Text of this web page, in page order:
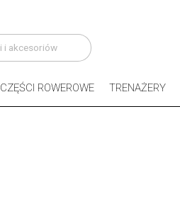
CZĘŚCI ROWEROWE TRENAŻERY